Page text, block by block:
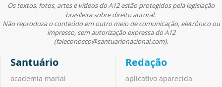
Os textos, fotos, artes e vídeos do A12 estão protegidos pela legislação
brasileira sobre direito autoral.
Não reproduza o conteúdo em outro meio de comunicação, eletrônico ou
impresso, sem autorização expressa do A12
(faleconosco@santuarionacional.com).
Santuário
academia marial
Redação
aplicativo aparecida